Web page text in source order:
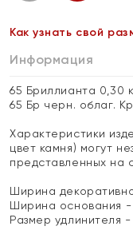
Как узнать свой
Информация
65 Бриллианта 0,30
65 Бр черн. облаг.
Характеристики
цвет камня) могут
представленных на
Ширина
Ширина основания -
Размер удлинителя